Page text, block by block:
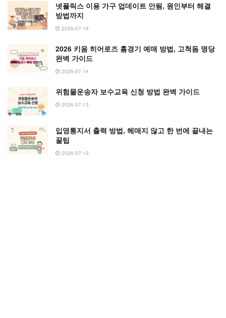
넷플릭스 이용 가구 업데이트 안됨, 원인부터 해결
방법까지
2026-07-16
2026 키움 히어로즈 홈경기 예매 방법, 고척돔 명당
완벽 가이드
2026-07-14
위험물운송자 보수교육 신청 방법 완벽 가이드
2026-07-13
입영통지서 출력 방법, 헤매지 않고 한 번에 끝내는
꿀팁
2026-07-13